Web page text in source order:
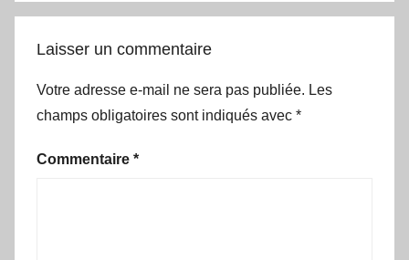
Laisser un commentaire
Votre adresse e-mail ne sera pas publiée. Les
champs obligatoires sont indiqués avec *
Commentaire *